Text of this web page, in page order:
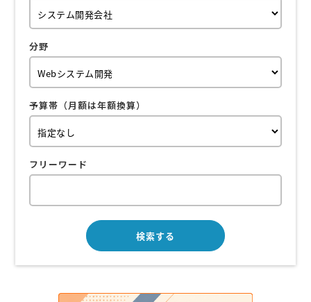
分野
予算帯（月額は年額換算）
フリーワード